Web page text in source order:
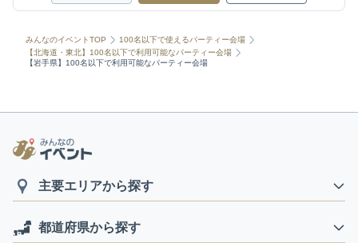
みんなのイベントTOP
100名以下で使えるパーティー会場
【北海道・東北】100名以下で利用可能なパーティー会場
【岩手県】100名以下で利用可能なパーティー会場
主要エリアから探す
都道府県から探す